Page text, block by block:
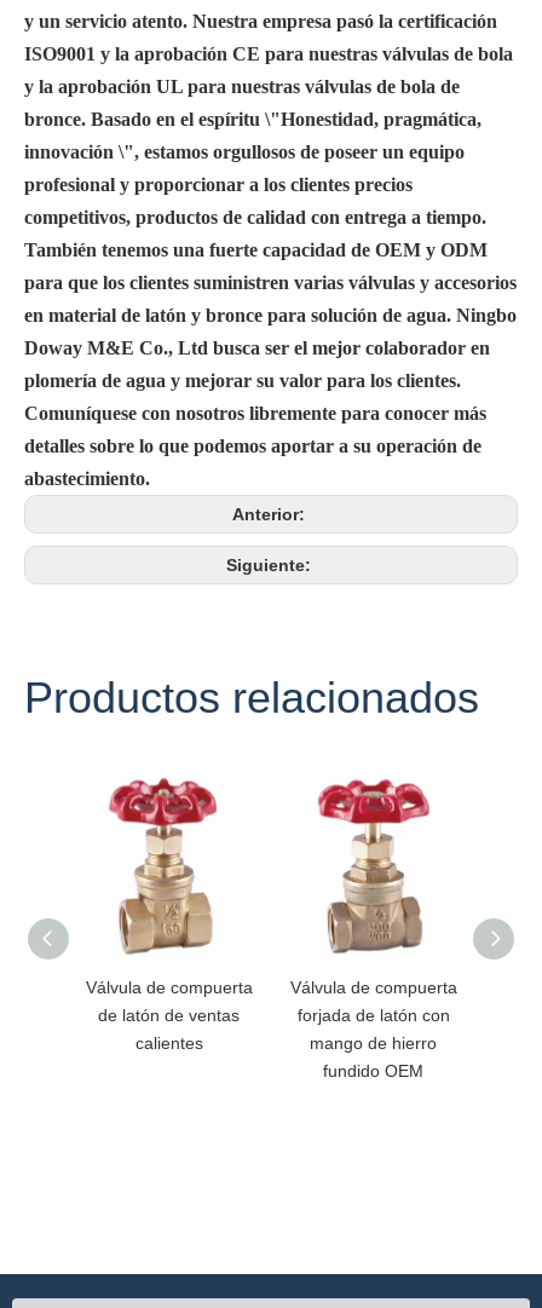
y un servicio atento. Nuestra empresa pasó la certificación
ISO9001 y la aprobación CE para nuestras válvulas de bola
y la aprobación UL para nuestras válvulas de bola de
bronce. Basado en el espíritu \"Honestidad, pragmática,
innovación \", estamos orgullosos de poseer un equipo
profesional y proporcionar a los clientes precios
competitivos, productos de calidad con entrega a tiempo.
También tenemos una fuerte capacidad de OEM y ODM
para que los clientes suministren varias válvulas y accesorios
en material de latón y bronce para solución de agua. Ningbo
Doway M&E Co., Ltd busca ser el mejor colaborador en
plomería de agua y mejorar su valor para los clientes.
Comuníquese con nosotros libremente para conocer más
detalles sobre lo que podemos aportar a su operación de
abastecimiento.
Anterior:
Siguiente:
Productos relacionados
Válvula de compuerta
de latón de ventas
calientes
Válvula de compuerta
forjada de latón con
mango de hierro
fundido OEM